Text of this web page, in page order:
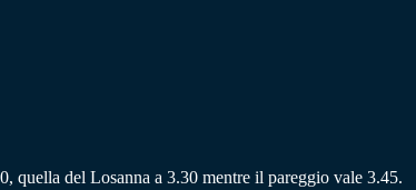
quella del Losanna a 3.30 mentre il pareggio vale 3.45.